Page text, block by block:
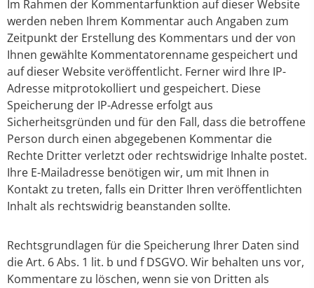
Im Rahmen der Kommentarfunktion auf dieser Website
werden neben Ihrem Kommentar auch Angaben zum
Zeitpunkt der Erstellung des Kommentars und der von
Ihnen gewählte Kommentatorenname gespeichert und
auf dieser Website veröffentlicht. Ferner wird Ihre IP-
Adresse mitprotokolliert und gespeichert. Diese
Speicherung der IP-Adresse erfolgt aus
Sicherheitsgründen und für den Fall, dass die betroffene
Person durch einen abgegebenen Kommentar die
Rechte Dritter verletzt oder rechtswidrige Inhalte postet.
Ihre E-Mailadresse benötigen wir, um mit Ihnen in
Kontakt zu treten, falls ein Dritter Ihren veröffentlichten
Inhalt als rechtswidrig beanstanden sollte.
Rechtsgrundlagen für die Speicherung Ihrer Daten sind
die Art. 6 Abs. 1 lit. b und f DSGVO. Wir behalten uns vor,
Kommentare zu löschen, wenn sie von Dritten als